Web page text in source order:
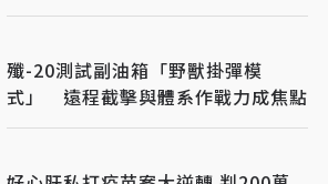
殲-20測試副油箱「野獸掛彈模
式」 遠程截擊與體系作戰力成焦點